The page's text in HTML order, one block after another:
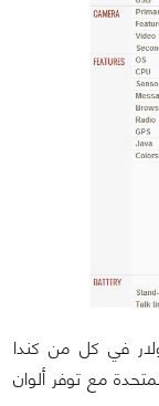
أنه سوف يتوفر بسعر 129 دولار في كل من كندا
مع توفر ألوان